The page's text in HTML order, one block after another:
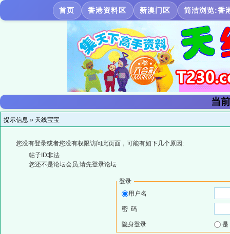
首页 香港资料区 新澳门区 简洁浏览:香
当
提示信息 » 天线宝宝
您没有登录或者您没有权限访问此页面，可能有如下几个原因:
帖子ID非法
您还不是论坛会员,请先登录论坛
登录
用户名
密 码
隐身登录